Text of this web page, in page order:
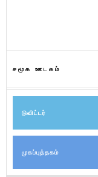
சமூக ஊடகம்
டுவிட்டர்
முகப்புத்தகம்